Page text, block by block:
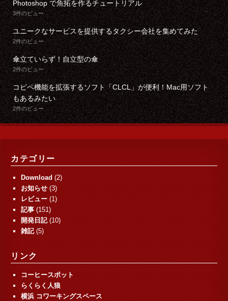
Photoshop で魚拓を作るチュートリアル
3件のビュー
ユニークなサービスを提供するタクシー会社を集めてみた
2件のビュー
傘立ていらず！自立型の傘
2件のビュー
コピペ機能を拡張するソフト「CLCL」が便利！Mac用ソフト
もあるみたい
2件のビュー
カテゴリー
Download(2)
お知らせ(3)
レビュー(1)
記事(151)
開発日記(10)
雑記(5)
リンク
コーヒースポット
らくらく人狼
横浜 コワーキングスペース